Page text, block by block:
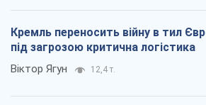
Кремль переносить війну в тил
під загрозою критична логістика
Віктор Ягун 12,4 т.